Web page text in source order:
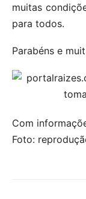
muitas
para todos.
Parabéns e
Com
Foto: